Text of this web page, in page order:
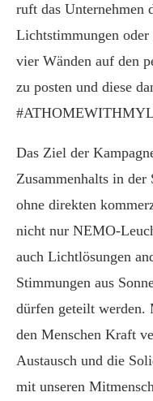
ruft das Unternehmen
Lichtstimmungen
vier Wänden auf den
zu posten und diese
Das Ziel der
Zusammenhalts in der
ohne direkten
nicht nur NEMO-
auch Lichtlösungen
Stimmungen aus
dürfen geteilt werden.
den Menschen Kraft
Austausch und die
mit unseren